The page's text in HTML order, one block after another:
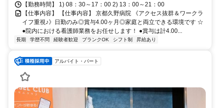
【勤務時間】 1) 08：30～17：00 2) 13：00～21：00
【仕事内容】 【仕事内容】 京都久野病院 《アクセス抜群＆ワークラ
イフ重視♪》日勤のみ◎賞与4.00ヶ月◎家庭と両立できる環境です ☆
●院内における看護師業務をお任せします！ ●賞与は計4.00...
長期 学歴不問 経験者歓迎 ブランクOK シフト制 昇給あり
アルバイト・パート